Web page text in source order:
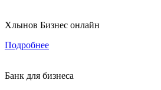
Хлынов Бизнес онлайн
Подробнее
Банк для бизнеса